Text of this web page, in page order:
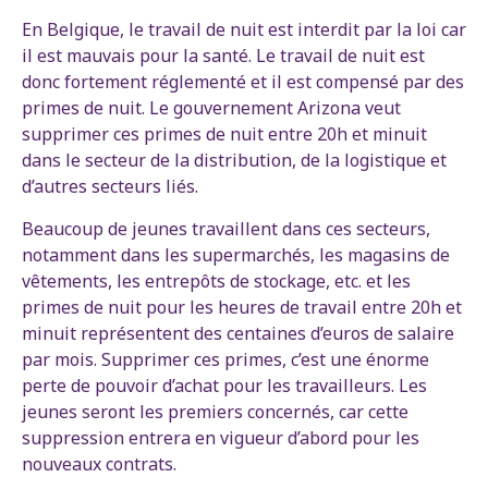
En Belgique, le travail de nuit est interdit par la loi car
il est mauvais pour la santé. Le travail de nuit est
donc fortement réglementé et il est compensé par des
primes de nuit. Le gouvernement Arizona veut
supprimer ces primes de nuit entre 20h et minuit
dans le secteur de la distribution, de la logistique et
d’autres secteurs liés.
Beaucoup de jeunes travaillent dans ces secteurs,
notamment dans les supermarchés, les magasins de
vêtements, les entrepôts de stockage, etc. et les
primes de nuit pour les heures de travail entre 20h et
minuit représentent des centaines d’euros de salaire
par mois. Supprimer ces primes, c’est une énorme
perte de pouvoir d’achat pour les travailleurs. Les
jeunes seront les premiers concernés, car cette
suppression entrera en vigueur d’abord pour les
nouveaux contrats.